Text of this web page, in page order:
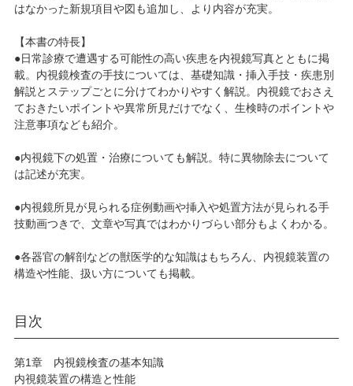
はなかった新規項目や図も追加し、より内容が充実。
【本書の特長】
●日常診療で遭遇する可能性の高い疾患を内視鏡写真とともに掲
載。内視鏡検査の手技については、基礎知識・挿入手技・疾患別
解説とステップごとに分けてわかりやすく解説。内視鏡でおさえ
ておきたいポイントや異常所見だけでなく、生検時のポイントや
注意事項なども紹介。
●内視鏡下の処置・治療についても解説。特に異物除去について
は記述が充実。
●内視鏡所見が見られる症例動画や挿入や処置方法が見られる手
技動画つきで、文章や写真ではわかりづらい部分もよくわかる。
●各器官の解剖などの獣医学的な知識はもちろん、内視鏡装置の
構造や性能、扱い方についても掲載。
目次
第1章 内視鏡検査の基本知識
内視鏡装置の構造と性能